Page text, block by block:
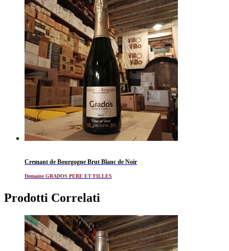
Cremant de Bourgogne Brut Blanc de Noir
Domaine GRADOS PERE ET FILLES
Prodotti Correlati